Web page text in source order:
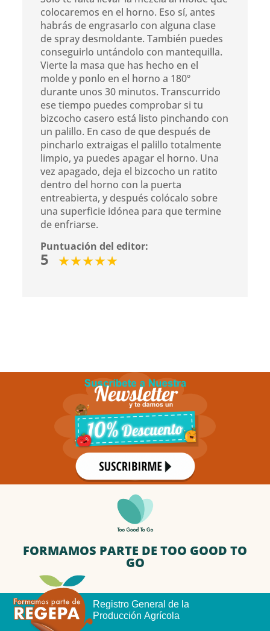
colocaremos en el horno. Eso sí, antes
habrás de engrasarlo con alguna clase
de spray desmoldante. También puedes
conseguirlo untándolo con mantequilla.
Vierte la masa que has hecho en el
molde y ponlo en el horno a 180º
durante unos 30 minutos. Transcurrido
ese tiempo puedes comprobar si tu
bizcocho casero está listo pinchando con
un palillo. En caso de que después de
pincharlo extraigas el palillo totalmente
limpio, ya puedes apagar el horno. Una
vez apagado, deja el bizcocho un ratito
dentro del horno con la puerta
entreabierta, y después colócalo sobre
una superficie idónea para que termine
de enfriarse.
Puntuación del editor:
5
FORMAMOS PARTE DE TOO GOOD TO
GO
Registro General de la
Producción Agrícola